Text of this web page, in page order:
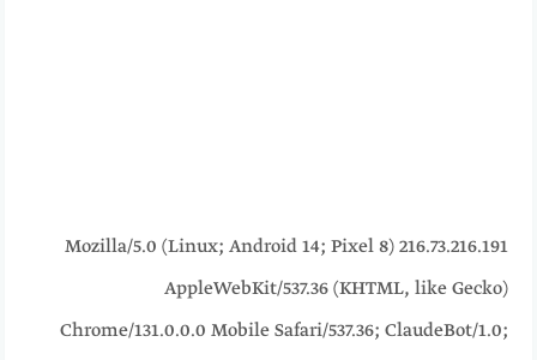
216.73.216.191 Mozilla/5.0 (Linux; Android 14; Pixel 8)
AppleWebKit/537.36 (KHTML, like Gecko)
Chrome/131.0.0.0 Mobile Safari/537.36; ClaudeBot/1.0;